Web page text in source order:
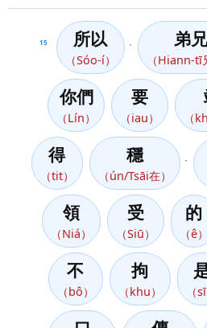
15 所以
（Sóo-í）
弟兄
（Hiann-tī
你們
（Lín）
要
（iau） （
得
（tit）
穩
（ún/Tsāi在）
領
（Niá）
受
（Siū）
的
（ê）
不
（bô）
拘
（khu） （sī